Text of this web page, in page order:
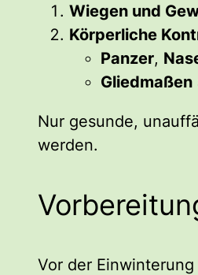
Wiegen und
Körperliche
Panzer,
Gliedmaßen
Nur gesunde,
werden.
Vor der